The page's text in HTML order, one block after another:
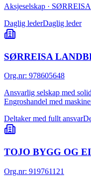
Aksjeselskap ·
Daglig lederDaglig leder
SØRREISA
Org.nr: 978605648
Ansvarlig selskap med
Engroshandel med
Deltaker med fullt ansvar
TOJO BYGG OG
Org.nr: 919761121